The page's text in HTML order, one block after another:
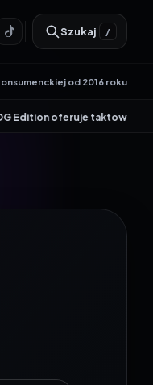
Szukaj /
od 2016 roku
taktowanie do 8600 MT/s